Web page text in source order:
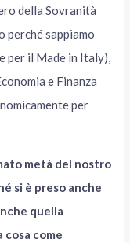
della Sovranità
perché sappiamo
per il Made in Italy),
e Finanza
per
metà del nostro
si è preso anche
quella
cosa come